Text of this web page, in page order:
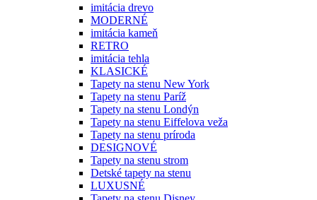
imitácia drevo
MODERNÉ
imitácia kameň
RETRO
imitácia tehla
KLASICKÉ
Tapety na stenu New York
Tapety na stenu Paríž
Tapety na stenu Londýn
Tapety na stenu Eiffelova veža
Tapety na stenu príroda
DESIGNOVÉ
Tapety na stenu strom
Detské tapety na stenu
LUXUSNÉ